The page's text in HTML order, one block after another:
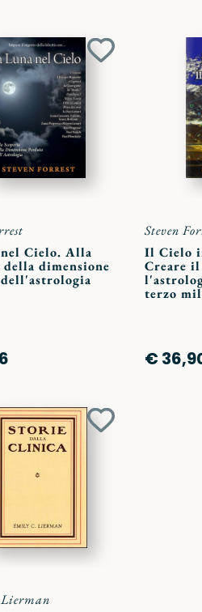
Aggiungi
Cielo. Alla
della dimensione
Steven
Il Cielo
Creare
terzo
€
Aggiungi